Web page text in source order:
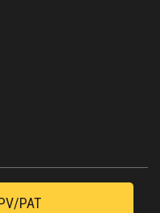
PAT